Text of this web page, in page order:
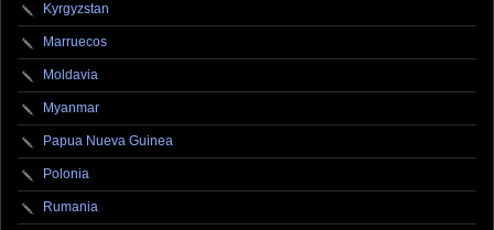
Kyrgyzstan
Marruecos
Moldavia
Myanmar
Papua Nueva Guinea
Polonia
Rumania